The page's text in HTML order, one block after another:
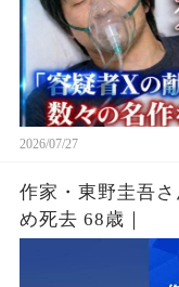
2026/07/27
作家・東野圭吾
め死去 68歳｜